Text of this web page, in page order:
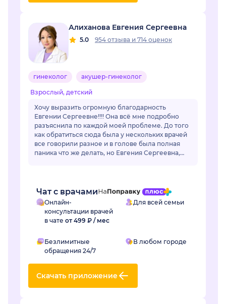
Алиханова Евгения Сергеевна
5.0 954 отзыва и 714 оценок
гинеколог акушер-гинеколог
Взрослый, детский
Хочу выразить огромную благодарность
Евгении Сергеевне!!!! Она всё мне подробно
разъяснила по каждой моей проблеме. До того
как обратиться сюда была у нескольких врачей
все говорили разное и в голове была полная
паника что же делать, но Евгения Сергеевна,
Чат с врачами
Онлайн-
консультации врачей
в чате от 499 ₽ / мес
Для всей семьи
Безлимитные
обращения 24/7
В любом городе
Скачать приложение